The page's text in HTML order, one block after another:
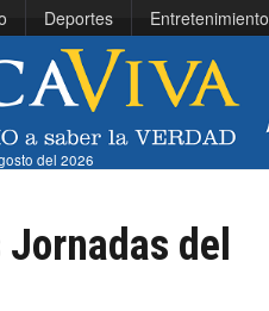
Deportes Entretenimiento
del 2026
del